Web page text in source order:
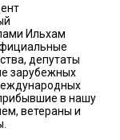
Ильхам
депутаты
зарубежных
в нашу
ветераны и